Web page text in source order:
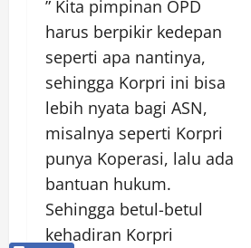
” Kita pimpinan OPD
harus berpikir kedepan
seperti apa nantinya,
sehingga Korpri ini bisa
lebih nyata bagi ASN,
misalnya seperti Korpri
punya Koperasi, lalu ada
bantuan hukum.
Sehingga betul-betul
kehadiran Korpri